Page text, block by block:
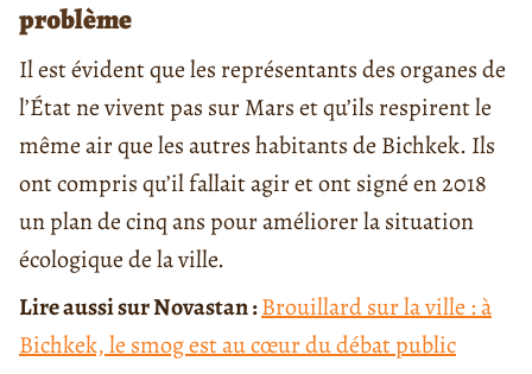
problème
Il est évident que les représentants des organes de
l’État ne vivent pas sur Mars et qu’ils respirent le
même air que les autres habitants de Bichkek. Ils
ont compris qu’il fallait agir et ont signé en 2018
un plan de cinq ans pour améliorer la situation
écologique de la ville.
Lire aussi sur Novastan :Brouillard sur la ville : à
Bichkek, le smog est au cœur du débat public